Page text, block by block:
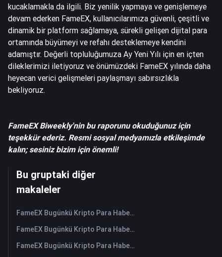
kucaklamakla da ilgili. Biz yenilik yapmaya ve genişlemeye
devam ederken FameEX, kullanıcılarımıza güvenli, çeşitli ve
dinamik bir platform sağlamaya, sürekli gelişen dijital para
ortamında büyümeyi ve refahı desteklemeye kendini
adamıştır. Değerli topluluğumuza Ay Yeni Yılı için en içten
dileklerimizi iletiyoruz ve önümüzdeki FameEX yılında daha
heyecan verici gelişmeleri paylaşmayı sabırsızlıkla
bekliyoruz.
FameEX Biweekly'nin bu raporunu okuduğunuz için
teşekkür ederiz. Resmi sosyal medyamızla etkileşimde
kalın; sesiniz bizim için önemli!
Bu gruptaki diğer
makaleler
FameEX Bugünkü Kripto Para Haberleri Özeti | 6 Ağustos 2026
FameEX Bugünkü Kripto Para Haberleri Özeti | 5 Ağustos 2026
FameEX Bugünkü Kripto Para Haberleri Özeti | 4 Ağustos 2026